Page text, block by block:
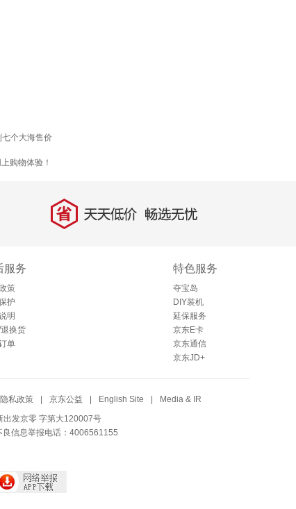
七个大海售价
购物体验！
省 天天低价，畅选无忧
服务
策
护
明
换货
单
特色服务
夺宝岛
DIY装机
延保服务
京东E卡
京东通信
京东JD+
隐私政策 京东公益 English Site Media & IR
出发京零 字第大120007号
信息举报电话：4006561155